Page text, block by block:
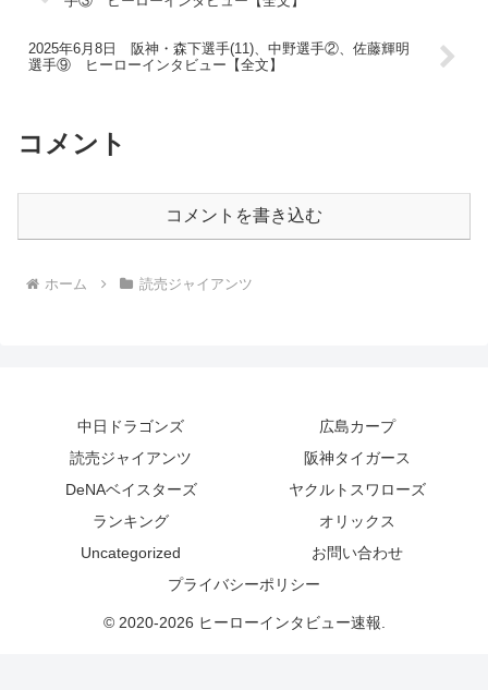
2025年6月8日 阪神・森下選手(11)、中野選手②、佐藤輝明
選手⑨ ヒーローインタビュー【全文】
コメント
コメントを書き込む
ホーム 読売ジャイアンツ
中日ドラゴンズ
広島カープ
読売ジャイアンツ
阪神タイガース
DeNAベイスターズ
ヤクルトスワローズ
ランキング
オリックス
Uncategorized
お問い合わせ
プライバシーポリシー
© 2020-2026 ヒーローインタビュー速報.